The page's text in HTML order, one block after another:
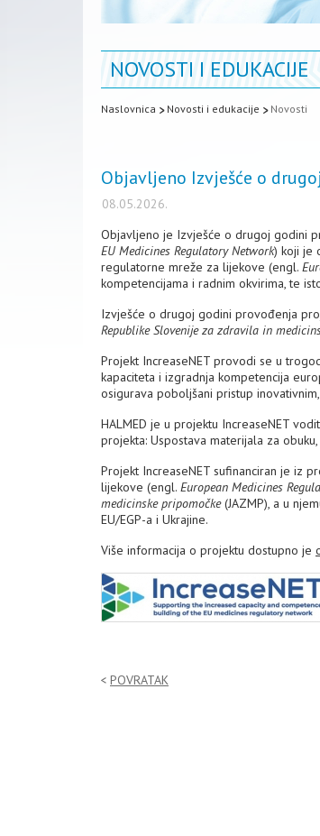
NOVOSTI I EDUKACIJE
Naslovnica Novosti i edukacije Novosti
Objavljeno Izvješće o
08.05.2026.
Objavljeno je Izvješće o drugoj godini
EU Medicines Regulatory Network) koji je
regulatorne mreže za lijekove (engl.
kompetencijama i radnim okvirima, te
Izvješće o drugoj godini provođenja
Republike Slovenije za zdravila in
Projekt IncreaseNET provodi se u
kapaciteta i izgradnja kompetencija
osigurava poboljšani pristup
HALMED je u projektu IncreaseNET
projekta: Uspostava materijala za
Projekt IncreaseNET sufinanciran je iz
lijekove (engl. European Medicines
medicinske pripomočke(JAZMP), a u
EU/EGP-a i Ukrajine.
Više informacija o projektu dostupno je
POVRATAK